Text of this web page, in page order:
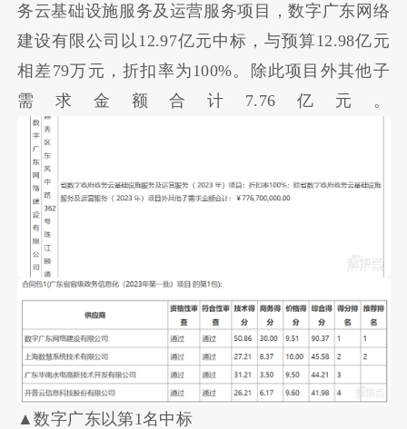
务云基础设施服务及运营服务项目，数字广东网络
建设有限公司以12.97亿元中标，与预算12.98亿元
相差79万元，折扣率为100%。除此项目外其他子
需求金额合计7.76亿元。
▲数字广东以第1名中标